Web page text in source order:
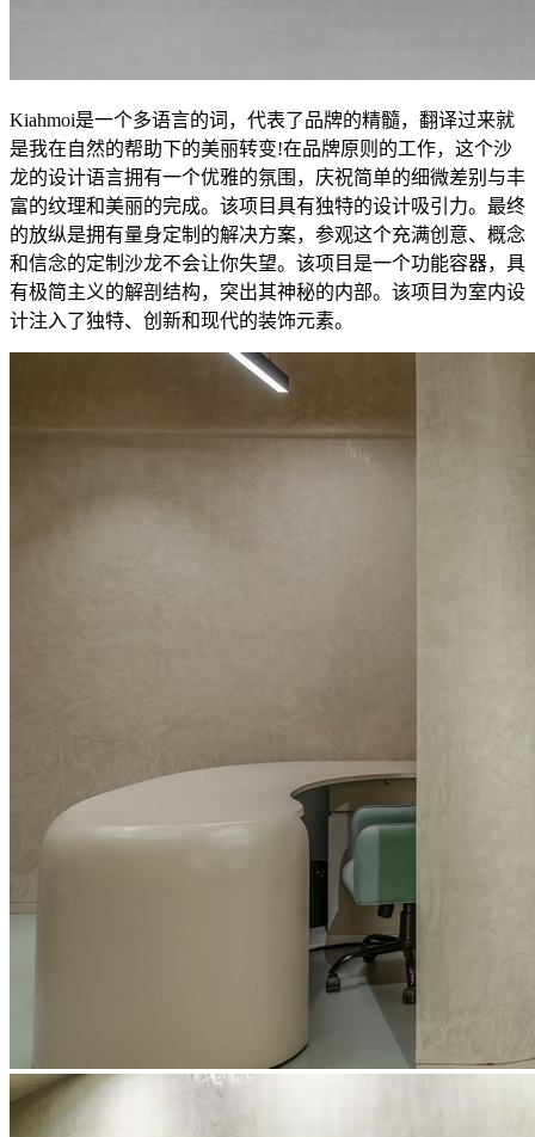
Kiahmoi是一个多语言的词，代表了品牌的精髓，翻译过来就
是我在自然的帮助下的美丽转变!在品牌原则的工作，这个沙
龙的设计语言拥有一个优雅的氛围，庆祝简单的细微差别与丰
富的纹理和美丽的完成。该项目具有独特的设计吸引力。最终
的放纵是拥有量身定制的解决方案，参观这个充满创意、概念
和信念的定制沙龙不会让你失望。该项目是一个功能容器，具
有极简主义的解剖结构，突出其神秘的内部。该项目为室内设
计注入了独特、创新和现代的装饰元素。